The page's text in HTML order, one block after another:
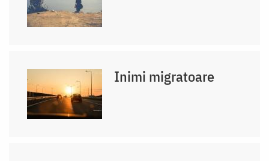
Inimi migratoare